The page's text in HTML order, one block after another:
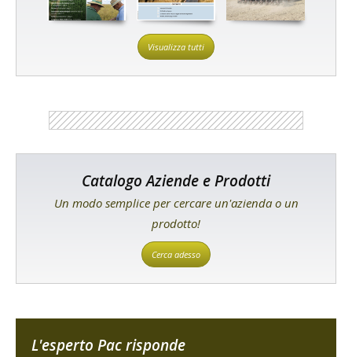
Visualizza tutti
Catalogo Aziende e Prodotti
Un modo semplice per cercare un'azienda o un
prodotto!
Cerca adesso
L'esperto Pac risponde